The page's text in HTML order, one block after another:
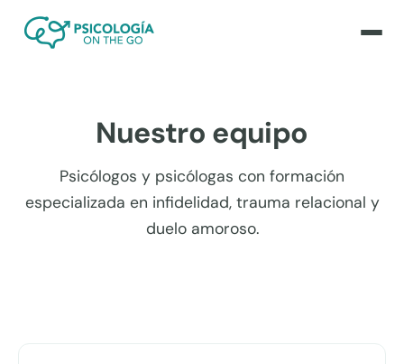
Nuestro equipo
Psicólogos y psicólogas con formación
especializada en infidelidad, trauma relacional y
duelo amoroso.